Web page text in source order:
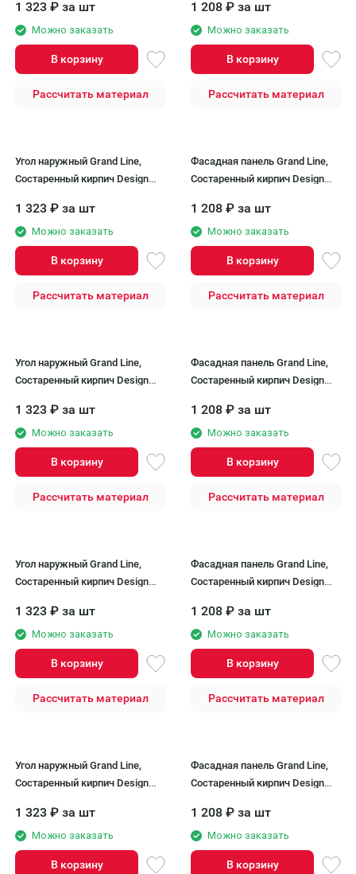
1 323 ₽ за шт
Можно заказать
В корзину
Рассчитать материал
1 208 ₽ за шт
Можно заказать
В корзину
Рассчитать материал
Угол наружный Grand Line,
Состаренный кирпич Design
1 323 ₽ за шт
Можно заказать
В корзину
Рассчитать материал
Фасадная панель Grand Line,
Состаренный кирпич Design
1 208 ₽ за шт
Можно заказать
В корзину
Рассчитать материал
Угол наружный Grand Line,
Состаренный кирпич Design
1 323 ₽ за шт
Можно заказать
В корзину
Рассчитать материал
Фасадная панель Grand Line,
Состаренный кирпич Design
1 208 ₽ за шт
Можно заказать
В корзину
Рассчитать материал
Угол наружный Grand Line,
Состаренный кирпич Design
1 323 ₽ за шт
Можно заказать
В корзину
Рассчитать материал
Фасадная панель Grand Line,
Состаренный кирпич Design
1 208 ₽ за шт
Можно заказать
В корзину
Рассчитать материал
Угол наружный Grand Line,
Состаренный кирпич Design
1 323 ₽ за шт
Можно заказать
В корзину
Фасадная панель Grand Line,
Состаренный кирпич Design
1 208 ₽ за шт
Можно заказать
В корзину